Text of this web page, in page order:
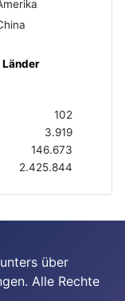
Länder
102
3.919
146.673
2.425.844
über
Alle Rechte